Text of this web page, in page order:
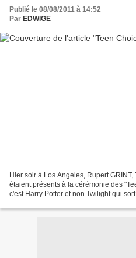
Publié le 08/08/2011 à 14:52
Par EDWIGE
Hier soir à Los Angeles, Rupert GRINT,
étaient présents à la cérémonie des
c'est Harry Potter et non Twilight qui